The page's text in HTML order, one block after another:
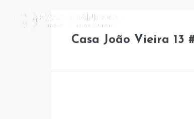
Casa João Vieira 13